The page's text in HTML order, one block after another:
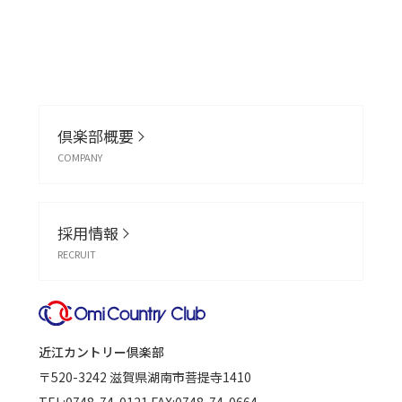
倶楽部概要
COMPANY
採用情報
RECRUIT
近江カントリー倶楽部
〒520-3242 滋賀県湖南市菩提寺1410